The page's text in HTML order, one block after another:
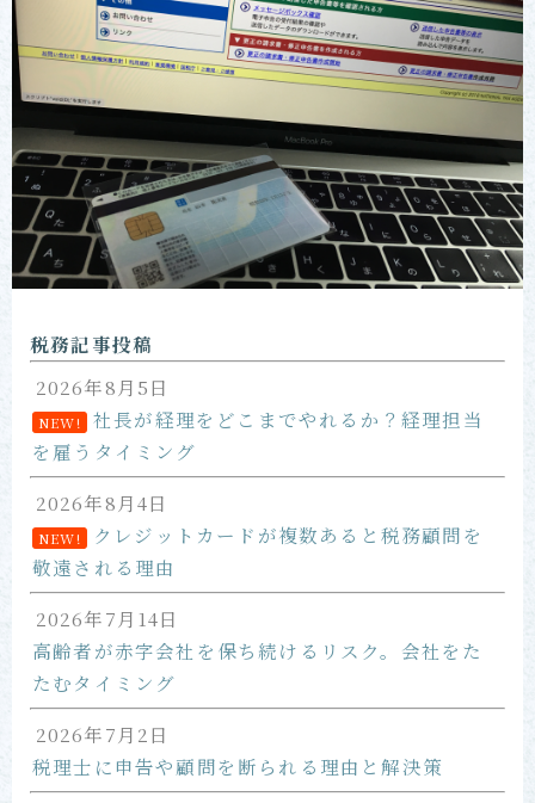
お客様の声
お問い合わせ
税務記事投稿
2026年8月5日
NEW! 社長が経理をどこまでやれるか？経理担当
を雇うタイミング
2026年8月4日
NEW! クレジットカードが複数あると税務顧問を
敬遠される理由
2026年7月14日
高齢者が赤字会社を保ち続けるリスク。会社をた
たむタイミング
2026年7月2日
税理士に申告や顧問を断られる理由と解決策